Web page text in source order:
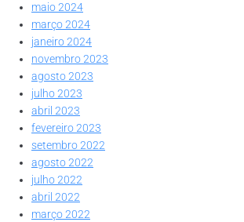
maio 2024
março 2024
janeiro 2024
novembro 2023
agosto 2023
julho 2023
abril 2023
fevereiro 2023
setembro 2022
agosto 2022
julho 2022
abril 2022
março 2022